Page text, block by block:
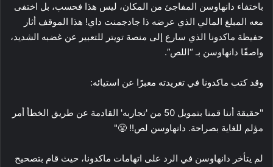
باختفاء دانهاوسن المفاجئ من المكان، ليس هذا فحسب، بل اختفى
معه المبلغ المالي الذي عرضه ذا جادجمنت داي! هذا الموقف أثار
حفيظة ماكدونا الذي سارع إلى منصة تويتر للتعبير عن غضبه الشديد،
واصفًا دانهاوسن بـ “اللص”.
وقد كتب ماكدونا في تغريدته معبرًا عن استيائه:
"حقيقة أننا قمنا بتمويل 50 من 'تجاربه' القادمة عن طريق الخطأ أمر
مؤلم للغاية بصراحة. دانهاوسن لص!! 😤"
لم يتأخر دانهاوسن في الرد على اتهامات ماكدونا، حيث قام بتصحيح